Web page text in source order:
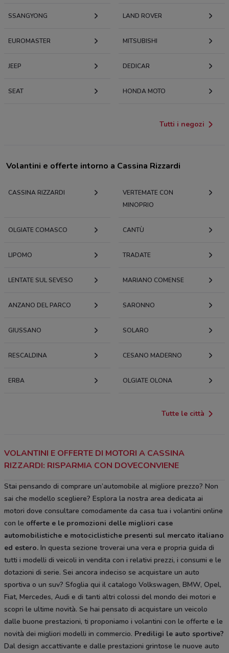
SSANGYONG LAND ROVER
EUROMASTER MITSUBISHI
JEEP DEDICAR
SEAT HONDA MOTO
Tutti i negozi
Volantini e offerte intorno a Cassina Rizzardi
CASSINA RIZZARDI
VERTEMATE CON
MINOPRIO
OLGIATE COMASCO CANTÙ
LIPOMO TRADATE
LENTATE SUL SEVESO MARIANO COMENSE
ANZANO DEL PARCO SARONNO
GIUSSANO SOLARO
RESCALDINA CESANO MADERNO
ERBA OLGIATE OLONA
Tutte le città
VOLANTINI E OFFERTE DI MOTORI A CASSINA
RIZZARDI: RISPARMIA CON DOVECONVIENE
Stai pensando di comprare un’automobile al migliore prezzo? Non
sai che modello scegliere? Esplora la nostra area dedicata ai
motori dove consultare comodamente da casa tua i volantini online
con le offerte e le promozioni delle migliori case
automobilistiche e motociclistiche presenti sul mercato italiano
ed estero. In questa sezione troverai una vera e propria guida di
tutti i modelli di veicoli in vendita con i relativi prezzi, i consumi e le
dotazioni di serie. Sei ancora indeciso se acquistare un auto
sportiva o un suv? Sfoglia qui il catalogo Volkswagen, BMW, Opel,
Fiat, Mercedes, Audi e di tanti altri colossi del mondo dei motori e
scopri le ultime novità. Se hai pensato di acquistare un veicolo
dalle buone prestazioni, ti proponiamo i volantini con le offerte e le
novità dei migliori modelli in commercio. Prediligi le auto sportive?
Dal design accattivante e dalle prestazioni grintose le nuove auto